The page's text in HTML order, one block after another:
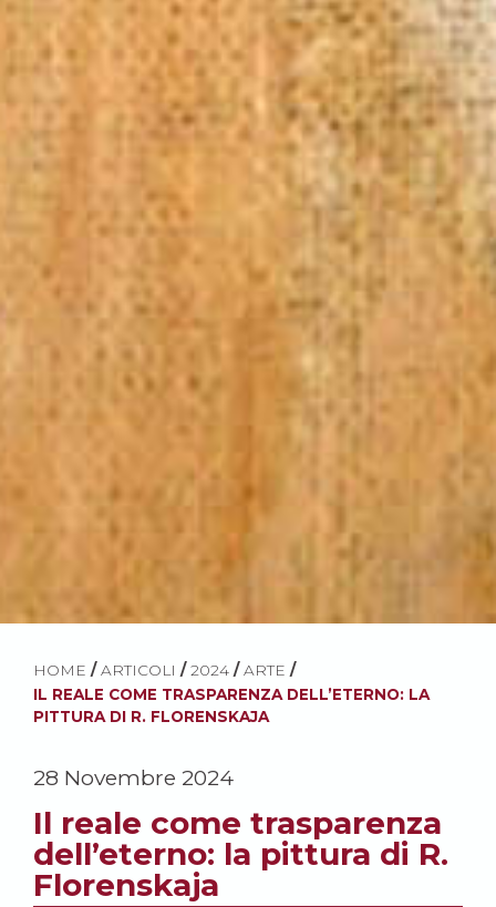
HOME / ARTICOLI / 2024 / ARTE /
IL REALE COME TRASPARENZA DELL’ETERNO: LA
PITTURA DI R. FLORENSKAJA
28 Novembre 2024
Il reale come trasparenza
dell’eterno: la pittura di R.
Florenskaja